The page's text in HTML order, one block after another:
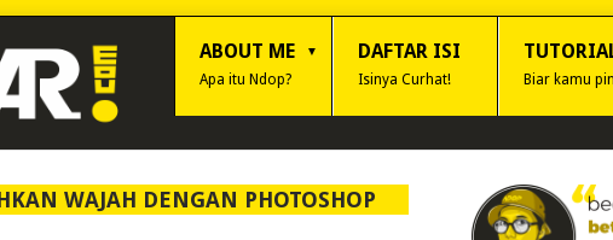
ABOUT ME
Apa itu Ndop?
DAFTAR ISI
Isinya Curhat! Biar kamu
WAJAH DENGAN PHOTOSHOP